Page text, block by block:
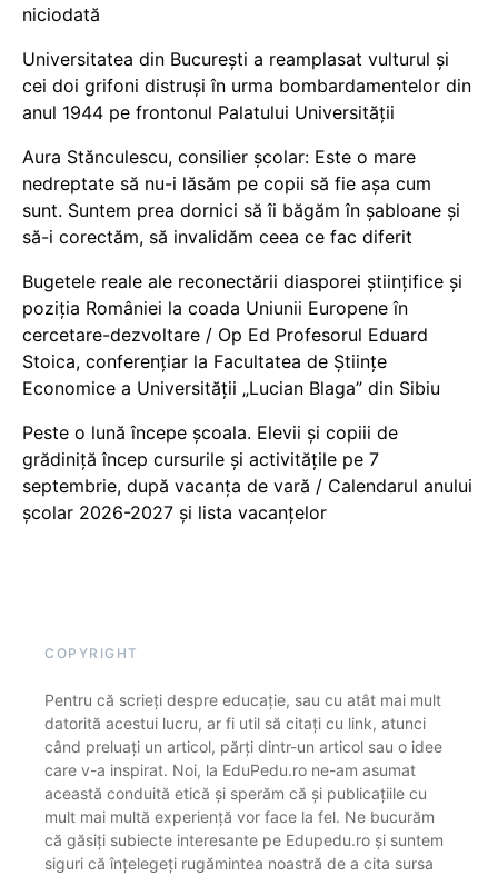
niciodată
Universitatea din București a reamplasat vulturul și
cei doi grifoni distruși în urma bombardamentelor din
anul 1944 pe frontonul Palatului Universității
Aura Stănculescu, consilier școlar: Este o mare
nedreptate să nu-i lăsăm pe copii să fie așa cum
sunt. Suntem prea dornici să îi băgăm în șabloane și
să-i corectăm, să invalidăm ceea ce fac diferit
Bugetele reale ale reconectării diasporei științifice și
poziția României la coada Uniunii Europene în
cercetare-dezvoltare / Op Ed Profesorul Eduard
Stoica, conferențiar la Facultatea de Științe
Economice a Universității „Lucian Blaga” din Sibiu
Peste o lună începe școala. Elevii și copiii de
grădiniță încep cursurile și activitățile pe 7
septembrie, după vacanța de vară / Calendarul anului
școlar 2026-2027 și lista vacanțelor
COPYRIGHT
Pentru că scrieți despre educație, sau cu atât mai mult
datorită acestui lucru, ar fi util să citați cu link, atunci
când preluați un articol, părți dintr-un articol sau o idee
care v-a inspirat. Noi, la EduPedu.ro ne-am asumat
această conduită etică și sperăm că și publicațiile cu
mult mai multă experiență vor face la fel. Ne bucurăm
că găsiți subiecte interesante pe Edupedu.ro și suntem
siguri că înțelegeți rugămintea noastră de a cita sursa